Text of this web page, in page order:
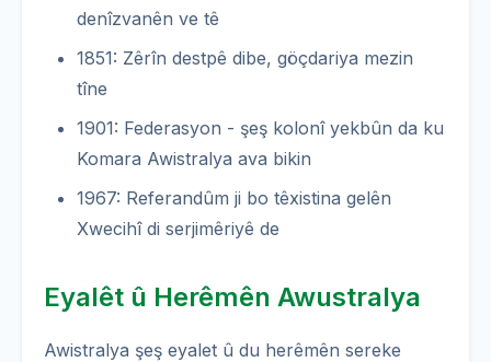
denîzvanên ve tê
1851: Zêrîn destpê dibe, göçdariya mezin
tîne
1901: Federasyon - şeş kolonî yekbûn da ku
Komara Awistralya ava bikin
1967: Referandûm ji bo têxistina gelên
Xwecihî di serjimêriyê de
Eyalêt û Herêmên Awustralya
Awistralya şeş eyalet û du herêmên sereke